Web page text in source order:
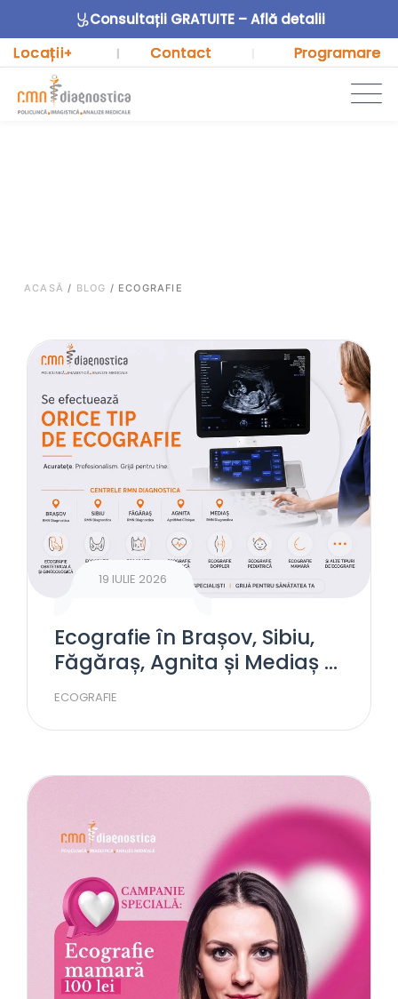
Consultații GRATUITE – Află detalii
Locații+ | Contact Programare
ACASĂ / BLOG / ECOGRAFIE
19 IULIE 2026
Ecografie în Brașov, Sibiu,
Făgăraș, Agnita și Mediaș –
investigații complete la
ECOGRAFIE